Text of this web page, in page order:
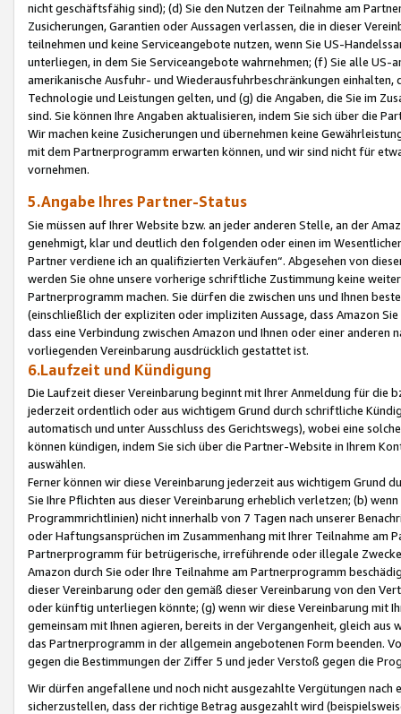
nicht geschäftsfähig sind); (d) Sie den Nutzen der Teilnahme am
Zusicherungen, Garantien oder Aussagen verlassen, die in dieser
teilnehmen und keine Serviceangebote nutzen, wenn Sie US-
unterliegen, in dem Sie Serviceangebote wahrnehmen; (f) Sie alle
amerikanische Ausfuhr- und Wiederausfuhrbeschränkungen
Technologie und Leistungen gelten, und (g) die Angaben, die Sie im
sind. Sie können Ihre Angaben aktualisieren, indem Sie sich über die
Wir machen keine Zusicherungen und übernehmen keine
mit dem Partnerprogramm erwarten können, und wir sind nicht für
vornehmen.
5.Angabe Ihres Partner-Status
Sie müssen auf Ihrer Website bzw. an jeder anderen Stelle, an der
genehmigt, klar und deutlich den folgenden oder einen im
Partner verdiene ich an qualifizierten Verkäufen“. Abgesehen von
werden Sie ohne unsere vorherige schriftliche Zustimmung keine
Partnerprogramm machen. Sie dürfen die zwischen uns und Ihnen
(einschließlich der expliziten oder impliziten Aussage, dass Amazon
dass eine Verbindung zwischen Amazon und Ihnen oder einer
vorliegenden Vereinbarung ausdrücklich gestattet ist.
6.Laufzeit und Kündigung
Die Laufzeit dieser Vereinbarung beginnt mit Ihrer Anmeldung für die
jederzeit ordentlich oder aus wichtigem Grund durch schriftliche
automatisch und unter Ausschluss des Gerichtswegs), wobei eine
können kündigen, indem Sie sich über die Partner-Website in Ihrem
auswählen.
Ferner können wir diese Vereinbarung jederzeit aus wichtigem Grund
Sie Ihre Pflichten aus dieser Vereinbarung erheblich verletzen; (b)
Programmrichtlinien) nicht innerhalb von 7 Tagen nach unserer
oder Haftungsansprüchen im Zusammenhang mit Ihrer Teilnahme am
Partnerprogramm für betrügerische, irreführende oder illegale
Amazon durch Sie oder Ihre Teilnahme am Partnerprogramm
dieser Vereinbarung oder den gemäß dieser Vereinbarung von den
oder künftig unterliegen könnte; (g) wenn wir diese Vereinbarung mit
gemeinsam mit Ihnen agieren, bereits in der Vergangenheit, gleich
das Partnerprogramm in der allgemein angebotenen Form beenden.
gegen die Bestimmungen der Ziffer 5 und jeder Verstoß gegen die
Wir dürfen angefallene und noch nicht ausgezahlte Vergütungen
sicherzustellen, dass der richtige Betrag ausgezahlt wird